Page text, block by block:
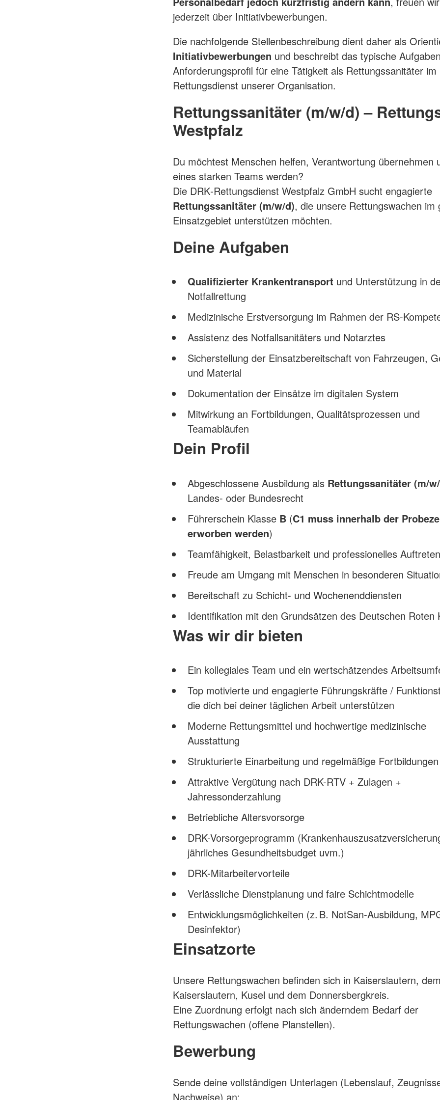
jederzeit über Initiativbewerbungen.
Die nachfolgende Stellenbeschreibung dient daher als
Initiativbewerbungen und beschreibt das typische
Anforderungsprofil für eine Tätigkeit als Rettungssanitäter im
Rettungsdienst unserer Organisation.
Rettungssanitäter (m/w/d) –
Westpfalz
Du möchtest Menschen helfen, Verantwortung übernehmen
eines starken Teams werden?
Die DRK‑Rettungsdienst Westpfalz GmbH sucht engagierte
Rettungssanitäter (m/w/d), die unsere Rettungswachen im
Einsatzgebiet unterstützen möchten.
Deine Aufgaben
Qualifizierter Krankentransport und Unterstützung in
Notfallrettung
Medizinische Erstversorgung im Rahmen der
Assistenz des Notfallsanitäters und Notarztes
Sicherstellung der Einsatzbereitschaft von Fahrzeugen,
und Material
Dokumentation der Einsätze im digitalen System
Mitwirkung an Fortbildungen, Qualitätsprozessen und
Teamabläufen
Dein Profil
Abgeschlossene Ausbildung als Rettungssanitäter (m/
Landes‑ oder Bundesrecht
Führerschein Klasse B (C1 muss innerhalb der
erworben werden)
Teamfähigkeit, Belastbarkeit und professionelles Auftreten
Freude am Umgang mit Menschen in besonderen
Bereitschaft zu Schicht‑ und Wochenenddiensten
Identifikation mit den Grundsätzen des Deutschen Roten
Was wir dir bieten
Ein kollegiales Team und ein wertschätzendes
Top motivierte und engagierte Führungskräfte /
die dich bei deiner täglichen Arbeit unterstützen
Moderne Rettungsmittel und hochwertige medizinische
Ausstattung
Strukturierte Einarbeitung und regelmäßige Fortbildungen
Attraktive Vergütung nach DRK-RTV + Zulagen +
Jahressonderzahlung
Betriebliche Altersvorsorge
DRK-Vorsorgeprogramm
jährliches Gesundheitsbudget uvm.)
DRK-Mitarbeitervorteile
Verlässliche Dienstplanung und faire Schichtmodelle
Entwicklungsmöglichkeiten (z. B. NotSan‑Ausbildung,
Desinfektor)
Einsatzorte
Unsere Rettungswachen befinden sich in Kaiserslautern,
Kaiserslautern, Kusel und dem Donnersbergkreis.
Eine Zuordnung erfolgt nach sich änderndem Bedarf der
Rettungswachen (offene Planstellen).
Bewerbung
Sende deine vollständigen Unterlagen (Lebenslauf,
Nachweise) an: